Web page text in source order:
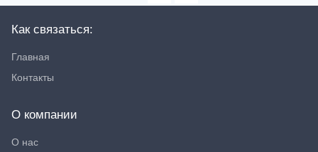
Как связаться:
Главная
Контакты
О компании
О нас